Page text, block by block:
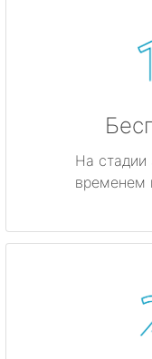
На стадии
временем